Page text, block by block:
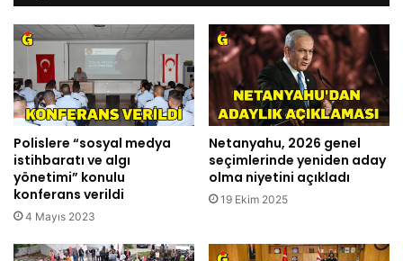
Polislere “sosyal medya
istihbaratı ve algı
yönetimi” konulu
konferans verildi
4 Mayıs 2023
Netanyahu, 2026 genel
seçimlerinde yeniden aday
olma niyetini açıkladı
19 Ekim 2025